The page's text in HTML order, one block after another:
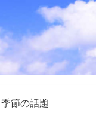
季節の話題